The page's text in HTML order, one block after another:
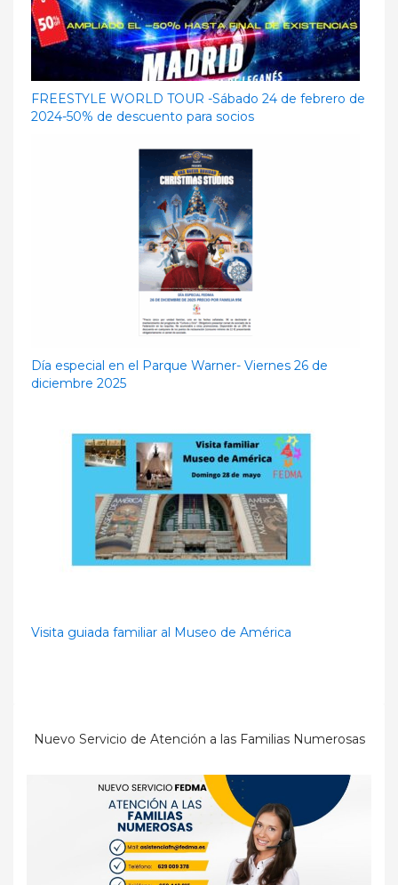
FREESTYLE WORLD TOUR -Sábado 24 de febrero de
2024-50% de descuento para socios
Día especial en el Parque Warner- Viernes 26 de
diciembre 2025
Visita guiada familiar al Museo de América
Nuevo Servicio de Atención a las Familias Numerosas